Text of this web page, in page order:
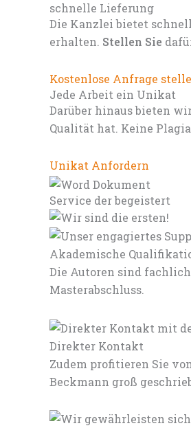
schnelle Lieferung
Die Kanzlei bietet
erhalten. Stellen Sie
Kostenlose Anfrage
Jede Arbeit ein Unikat
Darüber hinaus bieten
Qualität hat. Keine
Unikat Anfordern
Service der begeistert
Akademische
Die Autoren sind
Masterabschluss.
Direkter Kontakt
Zudem profitieren Sie
Beckmann groß